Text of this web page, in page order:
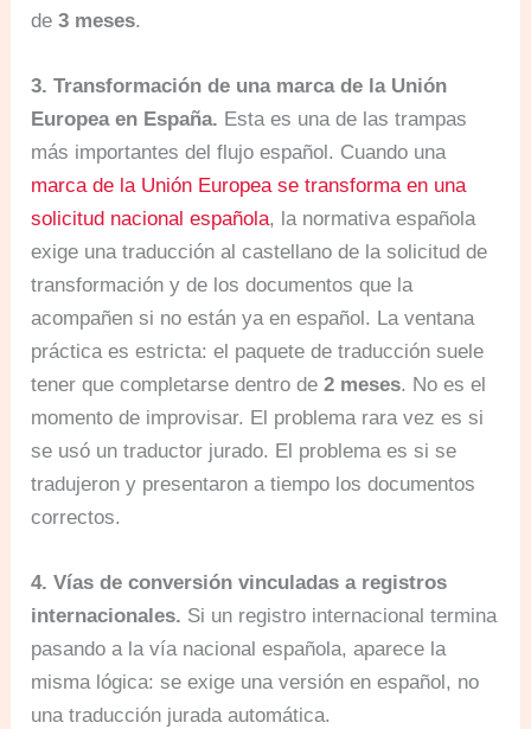
de3 meses.
3. Transformación de una marca de la Unión
Europea en España. Esta es una de las trampas
más importantes del flujo español. Cuando una
marca de la Unión Europea se transforma en una
solicitud nacional española, la normativa española
exige una traducción al castellano de la solicitud de
transformación y de los documentos que la
acompañen si no están ya en español. La ventana
práctica es estricta: el paquete de traducción suele
tener que completarse dentro de2 meses. No es el
momento de improvisar. El problema rara vez es si
se usó un traductor jurado. El problema es si se
tradujeron y presentaron a tiempo los documentos
correctos.
4. Vías de conversión vinculadas a registros
internacionales. Si un registro internacional termina
pasando a la vía nacional española, aparece la
misma lógica: se exige una versión en español, no
una traducción jurada automática.